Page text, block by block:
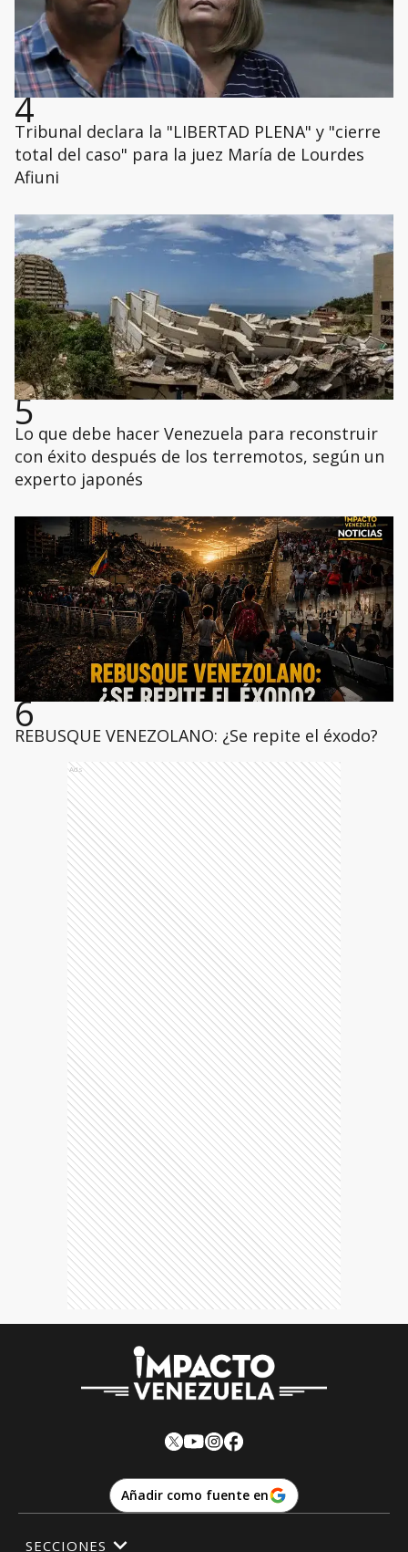
4
Tribunal declara la "LIBERTAD PLENA" y "cierre
total del caso" para la juez María de Lourdes
Afiuni
5
Lo que debe hacer Venezuela para reconstruir
con éxito después de los terremotos, según un
experto japonés
6
REBUSQUE VENEZOLANO: ¿Se repite el éxodo?
Ads
Añadir como fuente en
SECCIONES